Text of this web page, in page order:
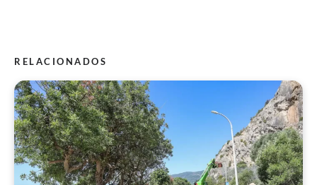
RELACIONADOS